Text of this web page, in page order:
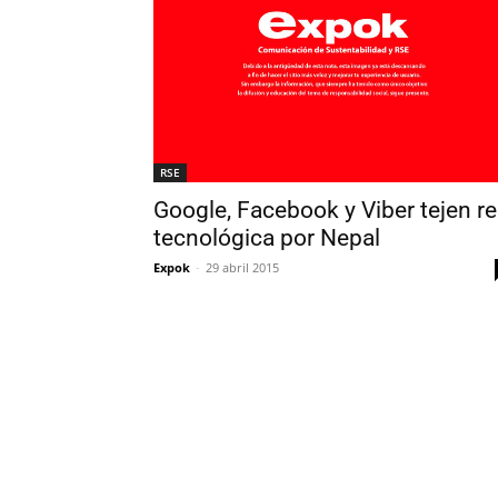
RSE
Google, Facebook y Viber tejen
tecnológica por Nepal
Expok - 29 abril 2015